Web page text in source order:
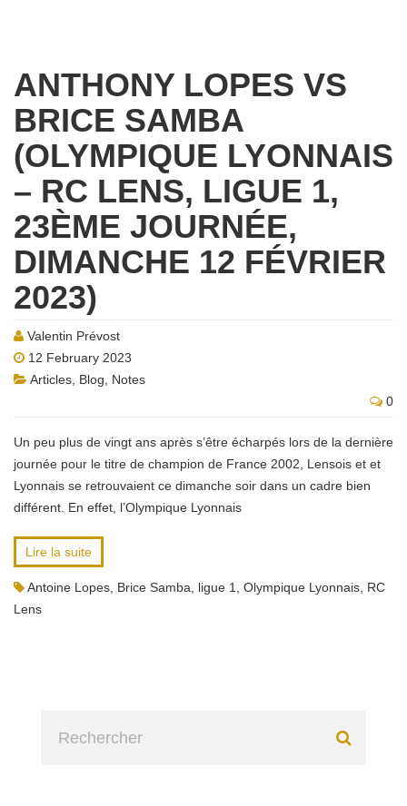
ANTHONY LOPES VS
BRICE SAMBA
(OLYMPIQUE LYONNAIS
– RC LENS, LIGUE 1,
23ÈME JOURNÉE,
DIMANCHE 12 FÉVRIER
2023)
Valentin Prévost
12 February 2023
Articles Blog
Notes
0
Un peu plus de vingt ans après s’être écharpés lors de la dernière
journée pour le titre de champion de France 2002, Lensois et et
Lyonnais se retrouvaient ce dimanche soir dans un cadre bien
différent. En effet, l’Olympique Lyonnais
Lire la suite
Antoine Lopes Brice Samba ligue 1 Olympique Lyonnais RC
Lens